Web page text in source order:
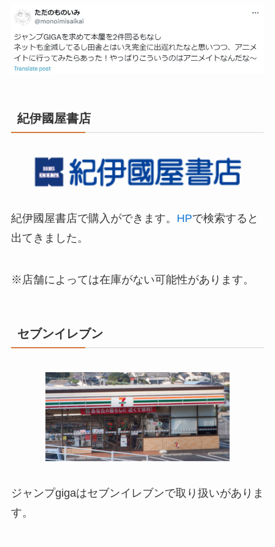
紀伊國屋書店
紀伊國屋書店で購入ができます。 HPで検索すると
出てきました。
※店舗によっては在庫がない可能性があります。
セブンイレブン
ジャンプgigaはセブンイレブンで取り扱いがありま
す。